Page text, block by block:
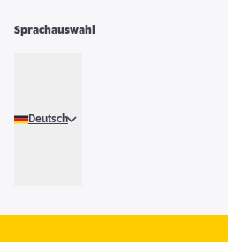
Sprachauswahl
Deutsch